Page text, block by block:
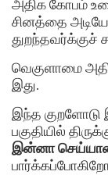
அதிக கோபம்
சினத்தை
துறந்தவர்க்குச்
வெகுளாமை
இது.
இந்த குறளோடு
பகுதியில்
இன்னா